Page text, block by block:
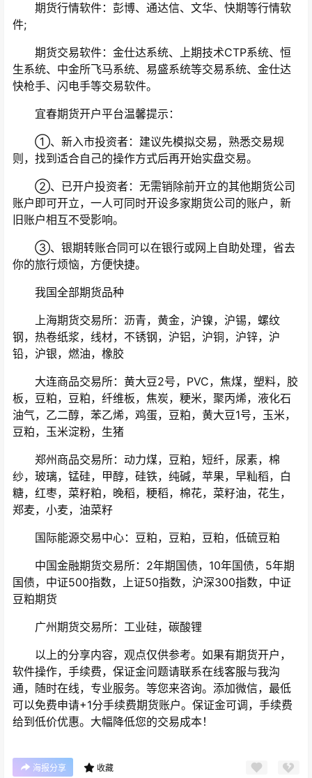
期货行情软件：彭博、通达信、文华、快期等行情软
件;
期货交易软件：金仕达系统、上期技术CTP系统、恒
生系统、中金所飞马系统、易盛系统等交易系统、金仕达
快枪手、闪电手等交易软件。
宜春期货开户平台温馨提示：
①、新入市投资者：建议先模拟交易，熟悉交易规
则，找到适合自己的操作方式后再开始实盘交易。
②、已开户投资者：无需销除前开立的其他期货公司
账户即可开立，一人可同时开设多家期货公司的账户，新
旧账户相互不受影响。
③、银期转账合同可以在银行或网上自助处理，省去
你的旅行烦恼，方便快捷。
我国全部期货品种
上海期货交易所：沥青，黄金，沪镍，沪锡，螺纹
钢，热卷纸浆，线材，不锈钢，沪铝，沪铜，沪锌，沪
铅，沪银，燃油，橡胶
大连商品交易所：黄大豆2号，PVC，焦煤，塑料，胶
板，豆粕，豆粕，纤维板，焦炭，粳米，聚丙烯，液化石
油气，乙二醇，苯乙烯，鸡蛋，豆粕，黄大豆1号，玉米，
豆粕，玉米淀粉，生猪
郑州商品交易所：动力煤，豆粕，短纤，尿素，棉
纱，玻璃，锰硅，甲醇，硅铁，纯碱，苹果，早籼稻，白
糖，红枣，菜籽粕，晚稻，粳稻，棉花，菜籽油，花生，
郑麦，小麦，油菜籽
国际能源交易中心：豆粕，豆粕，豆粕，低硫豆粕
中国金融期货交易所：2年期国债，10年国债，5年期
国债，中证500指数，上证50指数，沪深300指数，中证
豆粕期货
广州期货交易所：工业硅，碳酸锂
以上的分享内容，观点仅供参考。如果有期货开户，
软件操作，手续费，保证金问题请联系在线客服与我沟
通，随时在线，专业服务。等您来咨询。添加微信，最低
可以免费申请+1分手续费期货账户。保证金可调，手续费
给到低价优惠。大幅降低您的交易成本！
海报分享 收藏